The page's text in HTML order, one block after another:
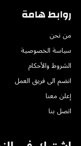
روابط هامة
من نحن
سياسة الخصوصية
الشروط والأحكام
انضم الى فريق العمل
إعلن معنا
اتصل بنا